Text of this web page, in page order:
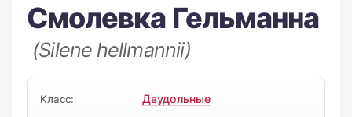
Смолевка Гельманна
(Silene hellmannii)
Класс: Двудольные